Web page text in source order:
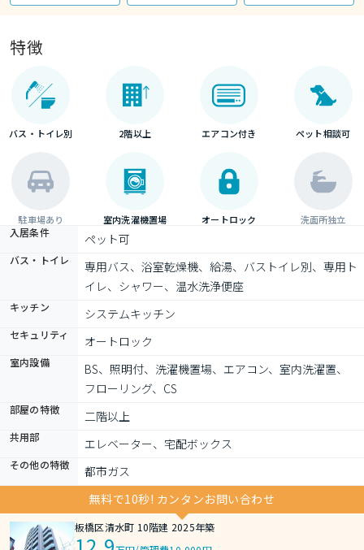
特徴
バス・トイレ別 2階以上 エアコン付き ペット相談可
駐車場あり 室内洗濯機置場 オートロック 洗面所独立
入居条件 ペット可
バス・トイレ
専用バス、浴室乾燥機、給湯、バストイレ別、専用ト
イレ、シャワー、温水洗浄便座
キッチン システムキッチン
セキュリティ オートロック
室内設備
BS、照明付、洗濯機置場、エアコン、室内洗濯置、
フローリング、CS
部屋の特徴 二階以上
共用部 エレベーター、宅配ボックス
その他の特徴
都市ガス
無料で10秒! カンタンお問い合わせ
板橋区清水町 10階建 2025年築